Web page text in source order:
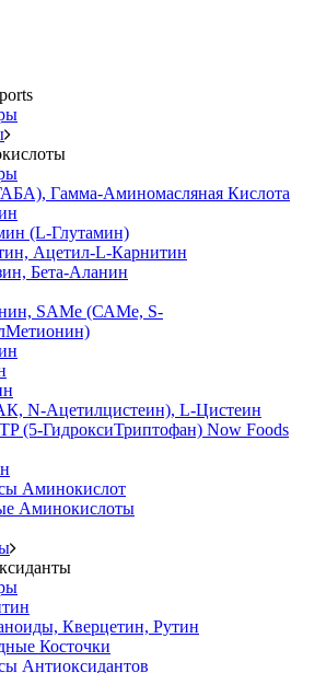
Гамма-Аминомасляная Кислота
(L-Глутамин)
Ацетил-L-Карнитин
Бета-Аланин
SAMe (САМе, S-
N-Ацетилцистеин), L-Цистеин
(5-ГидроксиТриптофан) Now Foods
Аминокислот
Аминокислоты
Кверцетин, Рутин
Косточки
Антиоксидантов